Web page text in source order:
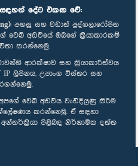
දේට එකඟ වේ:
පහසු සහ වඩාත් පුද්ගලාරෝපිත
වෙබ් අඩවියේ ඔබගේ ක්‍රියාකාරකම්
කරන්නෙමු.
ආරක්ෂාව සහ ක්‍රියාකාරීත්වය
ලිපිනය, උපාංග විස්තර සහ
වෙබ් අඩවිය වැඩිදියුණු කිරීම
කරන්නෙමු. ඒ සඳහා
පිළිබඳ නිර්නාමික දත්ත